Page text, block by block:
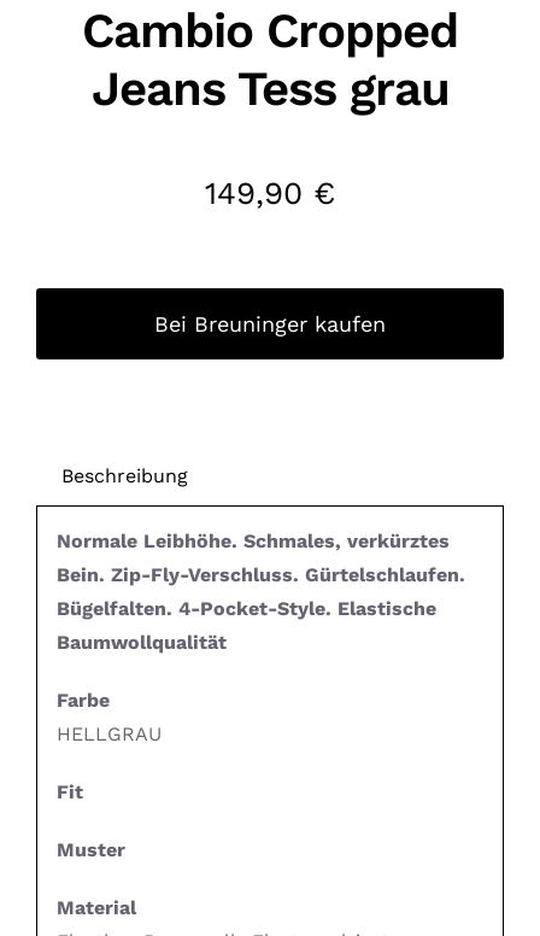
Cambio Cropped
Jeans Tess grau
149,90 €
Bei Breuninger kaufen
Beschreibung
Normale Leibhöhe. Schmales, verkürztes
Bein. Zip-Fly-Verschluss. Gürtelschlaufen.
Bügelfalten. 4-Pocket-Style. Elastische
Baumwollqualität
Farbe
HELLGRAU
Fit
Muster
Material